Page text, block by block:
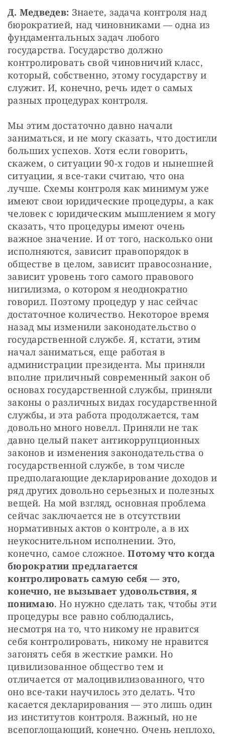
Д. Медведев: Знаете, задача контроля над
бюрократией, над чиновниками — одна из
фундаментальных задач любого
государства. Государство должно
контролировать свой чиновничий класс,
который, собственно, этому государству и
служит. И, конечно, речь идет о самых
разных процедурах контроля.
Мы этим достаточно давно начали
заниматься, и не могу сказать, что достигли
больших успехов. Хотя если говорить,
скажем, о ситуации 90-х годов и нынешней
ситуации, я все-таки считаю, что она
лучше. Схемы контроля как минимум уже
имеют свои юридические процедуры, а как
человек с юридическим мышлением я могу
сказать, что процедуры имеют очень
важное значение. И от того, насколько они
исполняются, зависит правопорядок в
обществе в целом, зависит правосознание,
зависит уровень того самого правового
нигилизма, о котором я неоднократно
говорил. Поэтому процедур у нас сейчас
достаточное количество. Некоторое время
назад мы изменили законодательство о
государственной службе. Я, кстати, этим
начал заниматься, еще работая в
администрации президента. Мы приняли
вполне приличный современный закон об
основах государственной службы, приняли
законы о различных видах государственной
службы, и эта работа продолжается, там
довольно много новелл. Приняли не так
давно целый пакет антикоррупционных
законов и изменения законодательства о
государственной службе, в том числе
предполагающие декларирование доходов и
ряд других довольно серьезных и полезных
вещей. На мой взгляд, основная проблема
сейчас заключается не в отсутствии
нормативных актов о контроле, а в их
неукоснительном исполнении. Это,
конечно, самое сложное. Потому что когда
бюрократии предлагается
контролировать самую себя — это,
конечно, не вызывает удовольствия, я
понимаю. Но нужно сделать так, чтобы эти
процедуры все равно соблюдались,
несмотря на то, что никому не нравится
себя контролировать, никому не нравится
загонять себя в жесткие рамки. Но
цивилизованное общество тем и
отличается от малоцивилизованного, что
оно все-таки научилось это делать. Что
касается декларирования — это лишь один
из институтов контроля. Важный, но не
всепоглощающий, конечно. Очень неплохо,